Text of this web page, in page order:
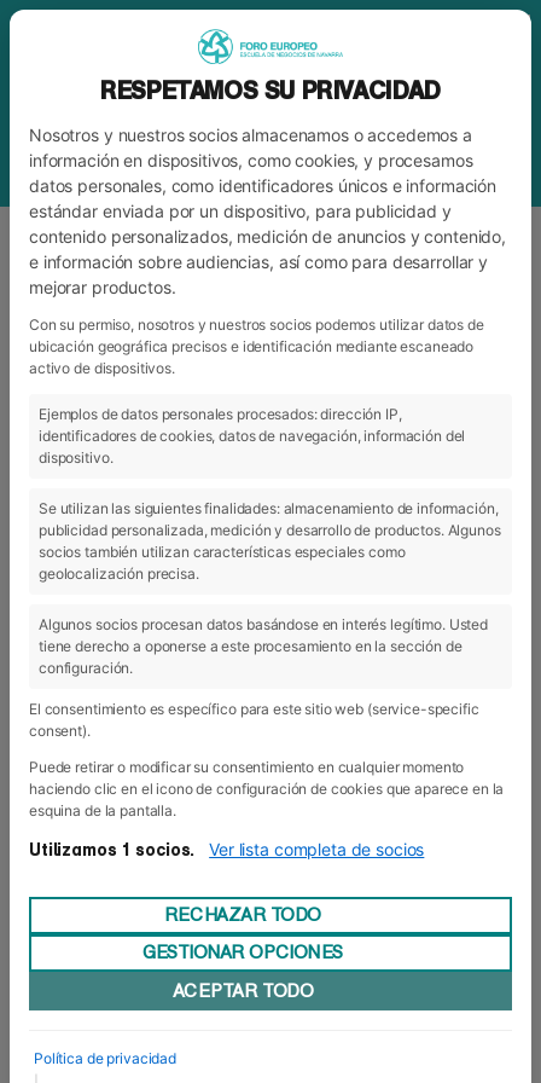
ETIQUETAENTRENAMIENTO
03 May 2019
Rojillos por un día
Los alumnos del Grado de Deporte han visitado
mano del veterano Lucrecio Luquin, “Lucre”, y del
RESPETAMOS SU PRIVACIDAD
Nosotros y nuestros socios almacenamos o accedemos a
información en dispositivos, como cookies, y procesamos
datos personales, como identificadores únicos e información
estándar enviada por un dispositivo, para publicidad y
contenido personalizados, medición de anuncios y contenido,
e información sobre audiencias, así como para desarrollar y
mejorar productos.
Con su permiso, nosotros y nuestros socios podemos utilizar datos de
ubicación geográfica precisos e identificación mediante escaneado
activo de dispositivos.
Ejemplos de datos personales procesados: dirección IP,
identificadores de cookies, datos de navegación, información del
dispositivo.
Se utilizan las siguientes finalidades: almacenamiento de información,
publicidad personalizada, medición y desarrollo de productos. Algunos
socios también utilizan características especiales como
geolocalización precisa.
Algunos socios procesan datos basándose en interés legítimo. Usted
tiene derecho a oponerse a este procesamiento en la sección de
configuración.
El consentimiento es específico para este sitio web (service-specific
consent).
Puede retirar o modificar su consentimiento en cualquier momento
haciendo clic en el icono de configuración de cookies que aparece en la
esquina de la pantalla.
Utilizamos 1 socios. Ver lista completa de socios
RECHAZAR TODO
GESTIONAR OPCIONES
ACEPTAR TODO
Política de privacidad